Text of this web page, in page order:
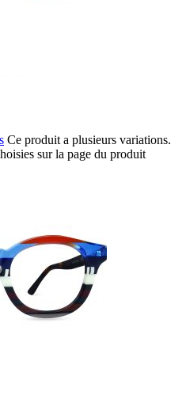
Ce produit a plusieurs variations.
sur la page du produit